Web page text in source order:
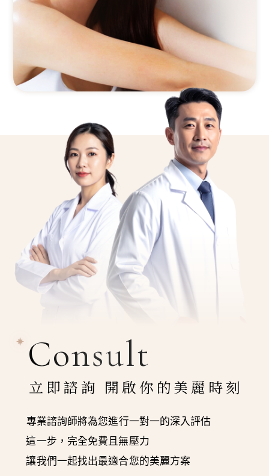
Consult
立即諮詢 開啟你的美麗時刻
專業諮詢師將為您進行一對一的深入評估
這一步，完全免費且無壓力
讓我們一起找出最適合您的美麗方案